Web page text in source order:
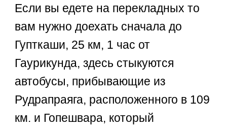
Если вы едете на перекладных то
вам нужно доехать сначала до
Гупткаши, 25 км, 1 час от
Гаурикунда, здесь стыкуются
автобусы, прибывающие из
Рудрапраяга, расположенного в 109
км. и Гопешвара, который